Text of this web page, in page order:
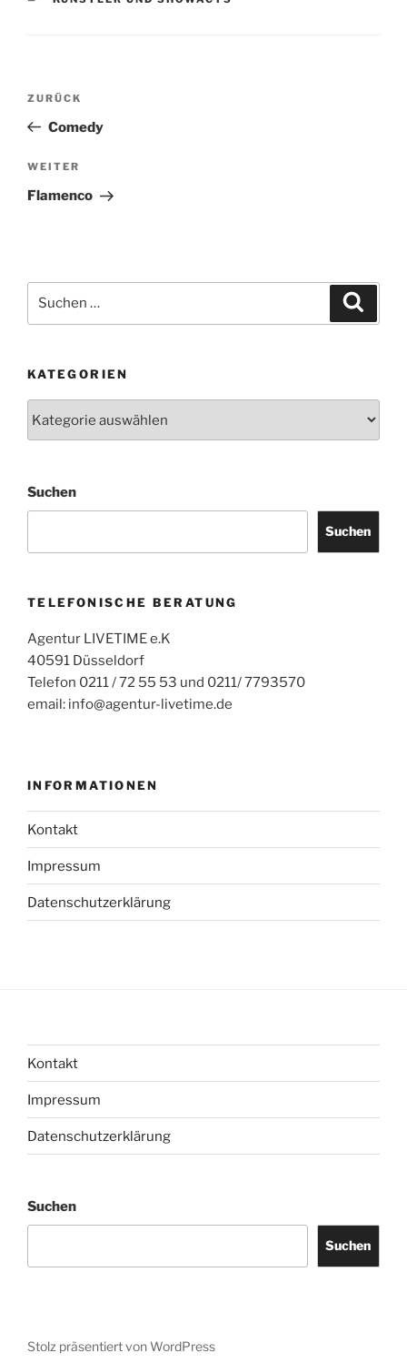
Beitragsnavigation
Vorheriger
Beitrag
ZURÜCK
Comedy
Nächster
Beitrag
WEITER
Flamenco
Suchen
KATEGORIEN
Suchen
Suchen
TELEFONISCHE BERATUNG
Agentur LIVETIME e.K
40591 Düsseldorf
Telefon 0211 / 72 55 53 und 0211/ 7793570
email: info@agentur-livetime.de
INFORMATIONEN
Kontakt
Impressum
Datenschutzerklärung
Kontakt
Impressum
Datenschutzerklärung
Suchen
Suchen
Stolz präsentiert von WordPress